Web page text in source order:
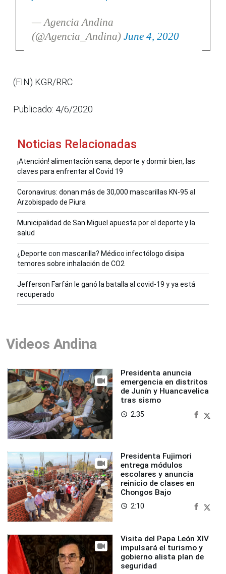
— Agencia Andina
(@Agencia_Andina) June 4, 2020
(FIN) KGR/RRC
Publicado: 4/6/2020
Noticias Relacionadas
¡Atención! alimentación sana, deporte y dormir bien, las
claves para enfrentar al Covid 19
Coronavirus: donan más de 30,000 mascarillas KN-95 al
Arzobispado de Piura
Municipalidad de San Miguel apuesta por el deporte y la
salud
¿Deporte con mascarilla? Médico infectólogo disipa
temores sobre inhalación de CO2
Jefferson Farfán le ganó la batalla al covid-19 y ya está
recuperado
Videos Andina
Presidenta anuncia
emergencia en distritos
de Junín y Huancavelica
tras sismo
access_time 2:35
Presidenta Fujimori
entrega módulos
escolares y anuncia
reinicio de clases en
Chongos Bajo
access_time 2:10
Visita del Papa León XIV
impulsará el turismo y
gobierno alista plan de
seguridad